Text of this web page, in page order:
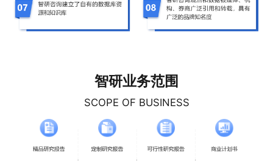
智研业务范围
SCOPE OF BUSINESS